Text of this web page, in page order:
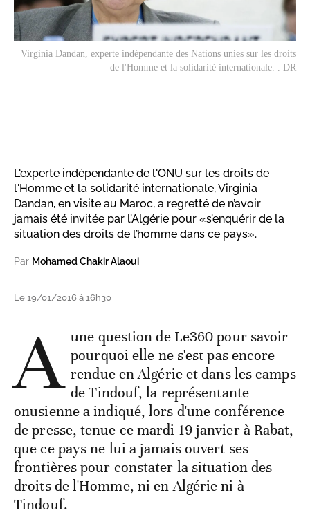
Virginia Dandan, experte indépendante des Nations unies sur les droits
de l'Homme et la solidarité internationale. . DR
L'experte indépendante de l'ONU sur les droits de
l'Homme et la solidarité internationale, Virginia
Dandan, en visite au Maroc, a regretté de n’avoir
jamais été invitée par l’Algérie pour «s’enquérir de la
situation des droits de l’homme dans ce pays».
Par Mohamed Chakir Alaoui
Le 19/01/2016 à 16h30
A une question de Le360 pour savoir
pourquoi elle ne s'est pas encore
rendue en Algérie et dans les camps
de Tindouf, la représentante
onusienne a indiqué, lors d'une conférence
de presse, tenue ce mardi 19 janvier à Rabat,
que ce pays ne lui a jamais ouvert ses
frontières pour constater la situation des
droits de l'Homme, ni en Algérie ni à
Tindouf.